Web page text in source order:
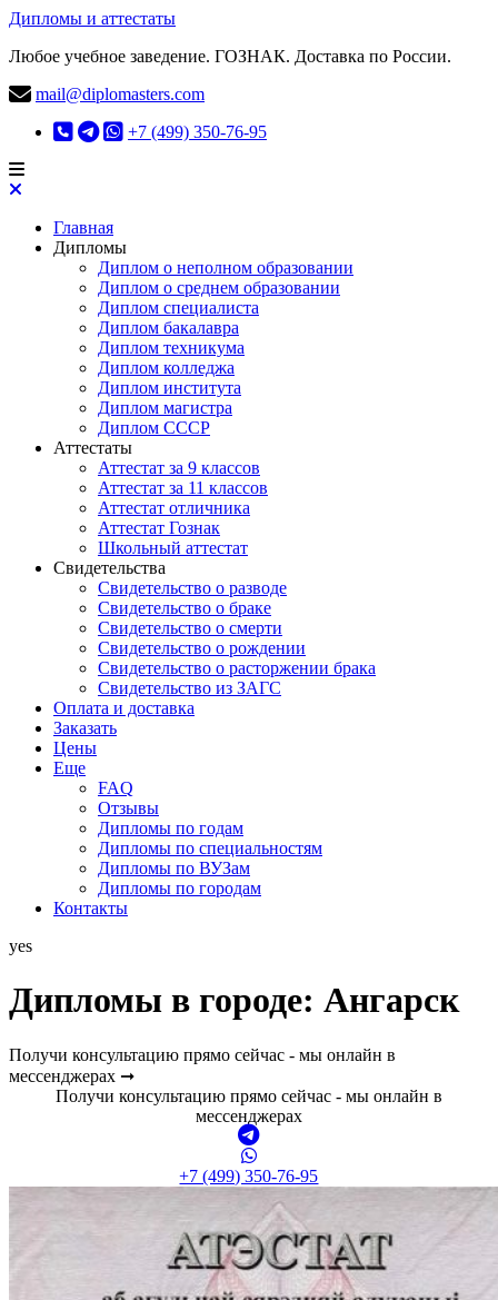
Дипломы и аттестаты
Любое учебное заведение. ГОЗНАК. Доставка по России.
mail@diplomasters.com
+7 (499) 350-76-95
Главная
Дипломы
Диплом о неполном образовании
Диплом о среднем образовании
Диплом специалиста
Диплом бакалавра
Диплом техникума
Диплом колледжа
Диплом института
Диплом магистра
Диплом СССР
Аттестаты
Аттестат за 9 классов
Аттестат за 11 классов
Аттестат отличника
Аттестат Гознак
Школьный аттестат
Свидетельства
Свидетельство о разводе
Свидетельство о браке
Свидетельство о смерти
Свидетельство о рождении
Свидетельство о расторжении брака
Свидетельство из ЗАГС
Оплата и доставка
Заказать
Цены
Еще
FAQ
Отзывы
Дипломы по годам
Дипломы по специальностям
Дипломы по ВУЗам
Дипломы по городам
Контакты
yes
Дипломы в городе: Ангарск
Получи консультацию прямо сейчас - мы онлайн в
мессенджерах ➞
Получи консультацию прямо сейчас - мы онлайн в
мессенджерах
+7 (499) 350-76-95